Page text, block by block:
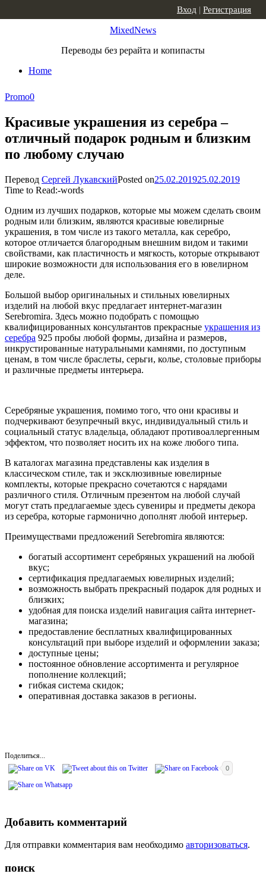
MixedNews
Переводы без рерайта и копипасты
Home
Вход | Регистрация
Promo0
Красивые украшения из серебра –
отличный подарок родным и близким
по любому случаю
Перевод Сергей ЛукавскийPosted on25.02.201925.02.2019
Time to Read:-words
Одним из лучших подарков, которые мы можем сделать своим
родным или близким, являются красивые ювелирные
украшения, в том числе из такого металла, как серебро,
которое отличается благородным внешним видом и такими
свойствами, как пластичность и мягкость, которые открывают
широкие возможности для использования его в ювелирном
деле.
Большой выбор оригинальных и стильных ювелирных
изделий на любой вкус предлагает интернет-магазин
Serebromira. Здесь можно подобрать с помощью
квалифицированных консультантов прекрасные украшения из
серебра 925 пробы любой формы, дизайна и размеров,
инкрустированные натуральными камнями, по доступным
ценам, в том числе браслеты, серьги, колье, столовые приборы
и различные предметы интерьера.
Серебряные украшения, помимо того, что они красивы и
подчеркивают безупречный вкус, индивидуальный стиль и
социальный статус владельца, обладают противоаллергенным
эффектом, что позволяет носить их на коже любого типа.
В каталогах магазина представлены как изделия в
классическом стиле, так и эксклюзивные ювелирные
комплекты, которые прекрасно сочетаются с нарядами
различного стиля. Отличным презентом на любой случай
могут стать предлагаемые здесь сувениры и предметы декора
из серебра, которые гармонично дополнят любой интерьер.
Преимуществами предложений Serebromira являются:
богатый ассортимент серебряных украшений на любой
вкус;
сертификация предлагаемых ювелирных изделий;
возможность выбрать прекрасный подарок для родных и
близких;
удобная для поиска изделий навигация сайта интернет-
магазина;
предоставление бесплатных квалифицированных
консультаций при выборе изделий и оформлении заказа;
доступные цены;
постоянное обновление ассортимента и регулярное
пополнение коллекций;
гибкая система скидок;
оперативная доставка заказов в регионы.
Поделиться...
0
Добавить комментарий
Для отправки комментария вам необходимо авторизоваться.
поиск